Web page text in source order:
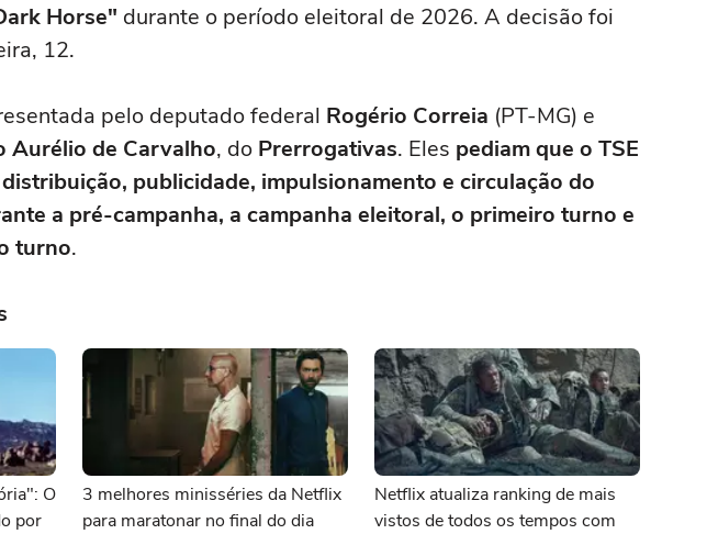
Horse" durante o período eleitoral de 2026. A decisão foi
12.
pelo deputado federal Rogério Correia (PT-MG) e
Aurélio de Carvalho, do Prerrogativas. Eles pediam que o TSE
publicidade, impulsionamento e circulação do
a pré-campanha, a campanha eleitoral, o primeiro turno e
turno.
O
por
3 melhores minisséries da Netflix
para maratonar no final do dia
Netflix atualiza ranking de mais
vistos de todos os tempos com